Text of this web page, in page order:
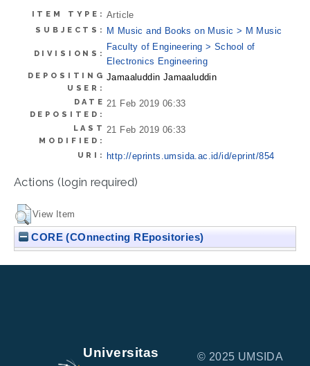
ITEM TYPE: Article
SUBJECTS: M Music and Books on Music > M Music
DIVISIONS:
Faculty of Engineering > School of
Electronics Engineering
DEPOSITING
USER:
Jamaaluddin Jamaaluddin
DATE
DEPOSITED:
21 Feb 2019 06:33
LAST
MODIFIED:
21 Feb 2019 06:33
URI: http://eprints.umsida.ac.id/id/eprint/854
Actions (login required)
View Item
CORE (COnnecting REpositories)
Universitas
© 2025 UMSIDA